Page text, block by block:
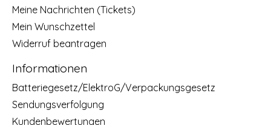
Meine Nachrichten (Tickets)
Mein Wunschzettel
Widerruf beantragen
Informationen
Batteriegesetz/ElektroG/Verpackungsgesetz
Sendungsverfolgung
Kundenbewertungen